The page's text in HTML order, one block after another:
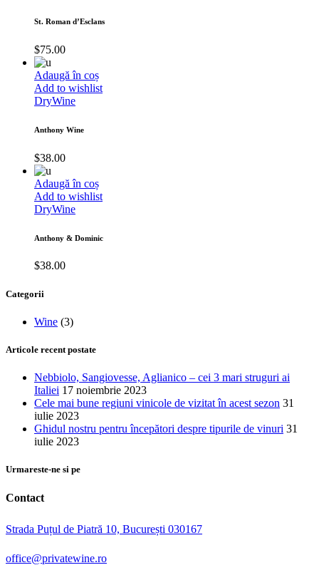
St. Roman d’Esclans
$75.00
Adaugă în coș
Add to wishlist
DryWine
Anthony Wine
$38.00
Adaugă în coș
Add to wishlist
DryWine
Anthony & Dominic
$38.00
Categorii
Wine (3)
Articole recent postate
Nebbiolo, Sangiovesse, Aglianico – cei 3 mari struguri ai
Italiei 17 noiembrie 2023
Cele mai bune regiuni vinicole de vizitat în acest sezon 31
iulie 2023
Ghidul nostru pentru începători despre tipurile de vinuri 31
iulie 2023
Urmareste-ne si pe
Contact
Strada Puțul de Piatră 10, București 030167
office@privatewine.ro